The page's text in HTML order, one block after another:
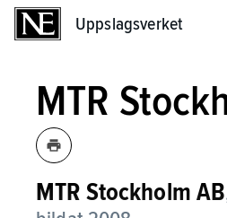
Uppslagsverket
MTR
MTR Stockholm AB